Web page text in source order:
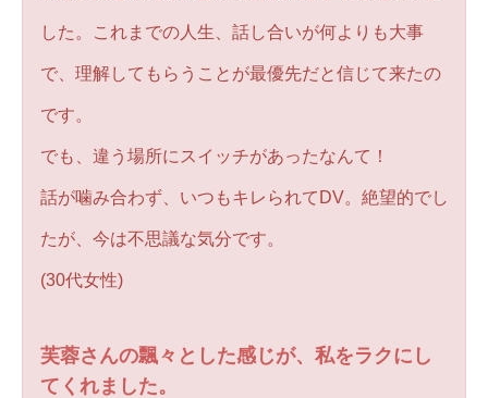
した。これまでの人生、話し合いが何よりも大事
で、理解してもらうことが最優先だと信じて来たの
です。
でも、違う場所にスイッチがあったなんて！
話が噛み合わず、いつもキレられてDV。絶望的でし
たが、今は不思議な気分です。
(30代女性)
芙蓉さんの飄々とした感じが、私をラクにし
てくれました。